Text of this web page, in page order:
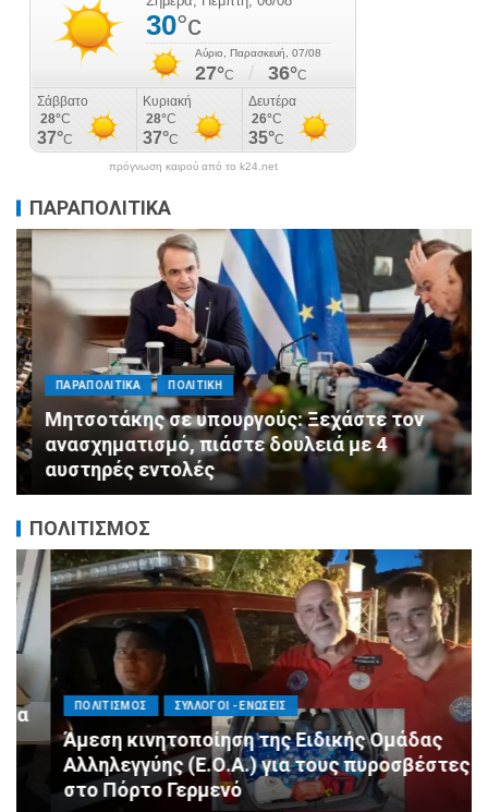
πρόγνωση καιρού από το k24.net
ΠΑΡΑΠΟΛΙΤΙΚΑ
ΠΑΡΑΠΟΛΙΤΙΚΑ ΠΟΛΙΤΙΚΗ
Μητσοτάκης σε υπουργούς: Ξεχάστε τον
ανασχηματισμό, πιάστε δουλειά με 4
αυστηρές εντολές
ΠΟΛΙΤΙΣΜΟΣ
ΠΟΛΙΤΙΣΜΟΣ ΣΥΛΛΟΓΟΙ - ΕΝΩΣΕΙΣ
Άμεση κινητοποίηση της Ειδικής Ομάδας
Αλληλεγγύης (Ε.Ο.Α.) για τους πυροσβέστες
στο Πόρτο Γερμενό